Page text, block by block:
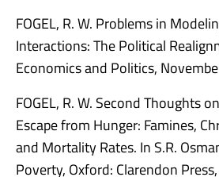
FOGEL, R. W. Problems in
Interactions: The Political
Economics and Politics,
FOGEL, R. W. Second Thoughts
Escape from Hunger: Famines,
and Mortality Rates. In S.R.
Poverty, Oxford: Clarendon